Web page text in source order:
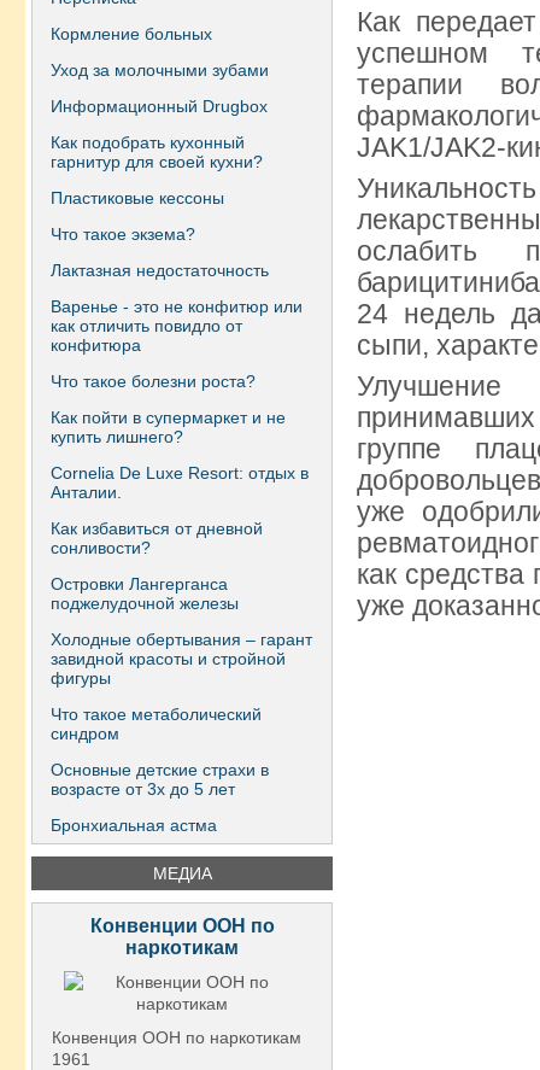
Кормление больных
Уход за молочными зубами
Информационный Drugbox
Как подобрать кухонный
гарнитур для своей кухни?
Пластиковые кессоны
Что такое экзема?
Лактазная недостаточность
Варенье - это не конфитюр или
как отличить повидло от
конфитюра
Что такое болезни роста?
Как пойти в супермаркет и не
купить лишнего?
Сornelia De Luxe Resort: отдых в
Анталии.
Как избавиться от дневной
сонливости?
Островки Лангерганса
поджелудочной железы
Холодные обертывания – гарант
завидной красоты и стройной
фигуры
Что такое метаболический
синдром
Основные детские страхи в
возрасте от 3х до 5 лет
Бронхиальная астма
МЕДИА
Конвенции ООН по
наркотикам
Конвенция ООН по наркотикам
1961
Как
успешном
терапии
JAK1/JAK2-
ослабить
24 недель
сыпи,
группе
уже
как
уже